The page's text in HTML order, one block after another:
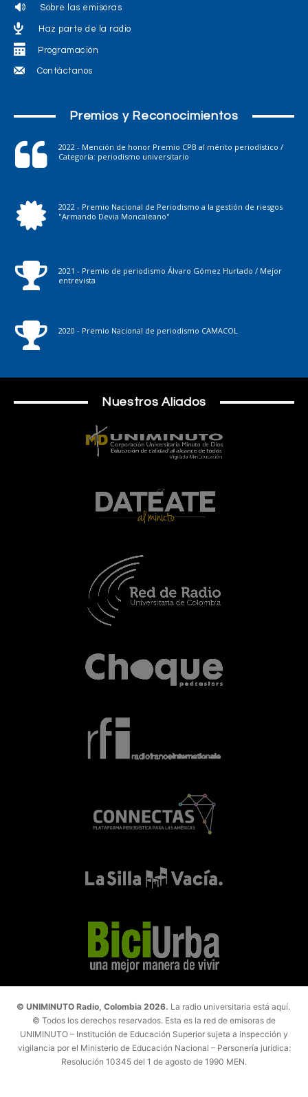
Sobre las emisoras
Haz parte de la radio
Programación
Contáctanos
Premios y Reconocimientos
2022 - Mención de honor Premio CPB al mérito periodístico /
Categoría: periodismo universitario
2022 - Premio Nacional de Periodismo a la gestión de riesgos
"Armando Devia Moncaleano"
2021 - Premio de periodismo Álvaro Gómez Hurtado / Mejor
entrevista
2020 - Premio Nacional de periodismo CAMACOL
Nuestros Aliados
© UNIMINUTO Radio, Colombia 2026. La radio universitaria está aquí.
© Todos los derechos reservados. Esta es la red de emisoras de
UNIMINUTO – Institución de Educación Superior sujeta a inspección y
vigilancia por el Ministerio de Educación Nacional – Personería jurídica:
Resolución 10345 del 1 de agosto de 1990 MEN.